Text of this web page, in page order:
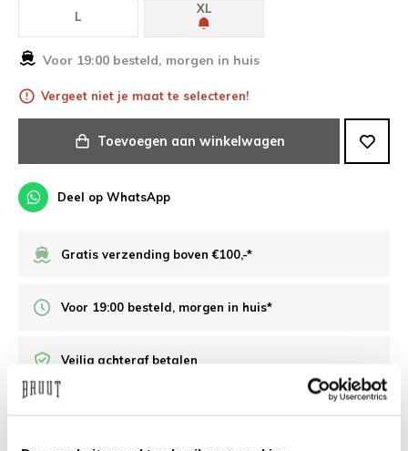
L
XL
Voor 19:00 besteld, morgen in huis
Vergeet niet je maat te selecteren!
Toevoegen aan winkelwagen
Deel op WhatsApp
Gratis verzending boven €100,-*
Voor 19:00 besteld, morgen in huis*
Veilig achteraf betalen